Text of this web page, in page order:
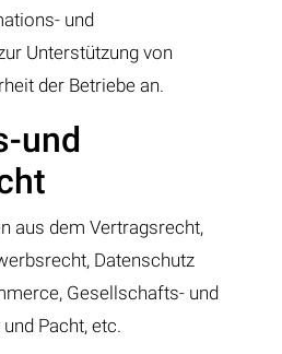
und
Unterstützung von
der Betriebe an.
und
aus dem Vertragsrecht,
Datenschutz
Gesellschafts- und
Pacht, etc.